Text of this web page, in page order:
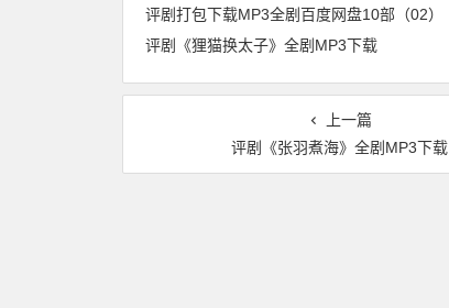
评剧打包下载MP3全剧百度网盘10部（02）
评剧《狸猫换太子》全剧MP3下载
上一篇
评剧《张羽煮海》全剧MP3下载